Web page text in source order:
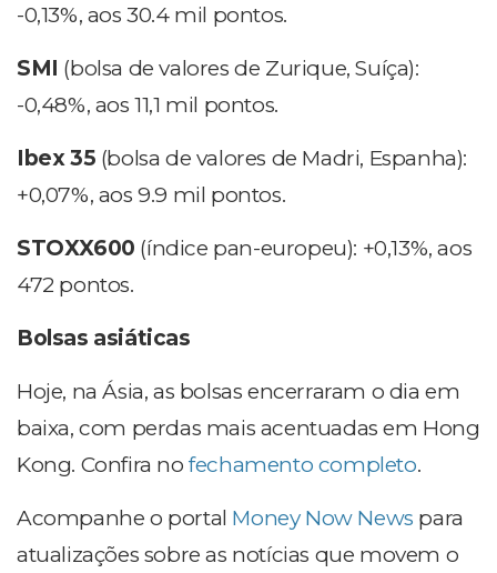
-0,13%, aos 30.4 mil pontos.
SMI (bolsa de valores de Zurique, Suíça):
-0,48%, aos 11,1 mil pontos.
Ibex 35 (bolsa de valores de Madri, Espanha):
+0,07%, aos 9.9 mil pontos.
STOXX600 (índice pan-europeu): +0,13%, aos
472 pontos.
Bolsas asiáticas
Hoje, na Ásia, as bolsas encerraram o dia em
baixa, com perdas mais acentuadas em Hong
Kong. Confira nofechamento completo.
Acompanhe o portal Money Now News para
atualizações sobre as notícias que movem o